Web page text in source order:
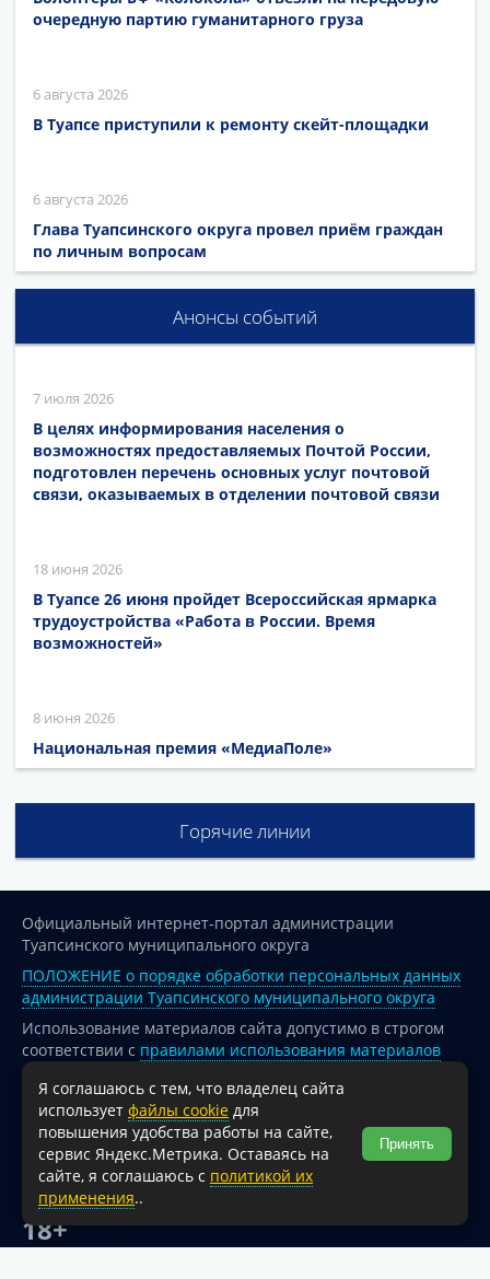
очередную партию гуманитарного груза
6 августа 2026
В Туапсе приступили к ремонту скейт-площадки
6 августа 2026
Глава Туапсинского округа провел приём граждан
по личным вопросам
Анонсы событий
7 июля 2026
В целях информирования населения о
возможностях предоставляемых Почтой России,
подготовлен перечень основных услуг почтовой
связи, оказываемых в отделении почтовой связи
18 июня 2026
В Туапсе 26 июня пройдет Всероссийская ярмарка
трудоустройства «Работа в России. Время
возможностей»
8 июня 2026
Национальная премия «МедиаПоле»
Горячие линии
Официальный интернет-портал администрации
Туапсинского муниципального округа
ПОЛОЖЕНИЕ о порядке обработки персональных данных
администрации Туапсинского муниципального округа
Использование материалов сайта допустимо в строгом
соответствии с правилами использования материалов
опубликованных на сайте
При перепечатке и использовании информации ссылка
на источник обязательна.
Для сайтов и страниц сети Интернет обязательна
активная гиперссылка на официальный интернет-портал
администрации Туапсинского муниципального округа.
18+
Я соглашаюсь с тем, что владелец сайта
использует файлы cookie для
повышения удобства работы на сайте,
сервис Яндекс.Метрика. Оставаясь на
сайте, я соглашаюсь с политикой их
применения..
Принять